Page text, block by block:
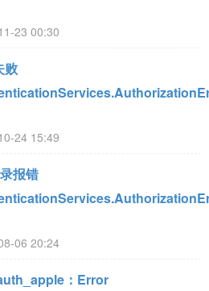
23 00:30
败
24 15:49
报错
06 20:24
：Error